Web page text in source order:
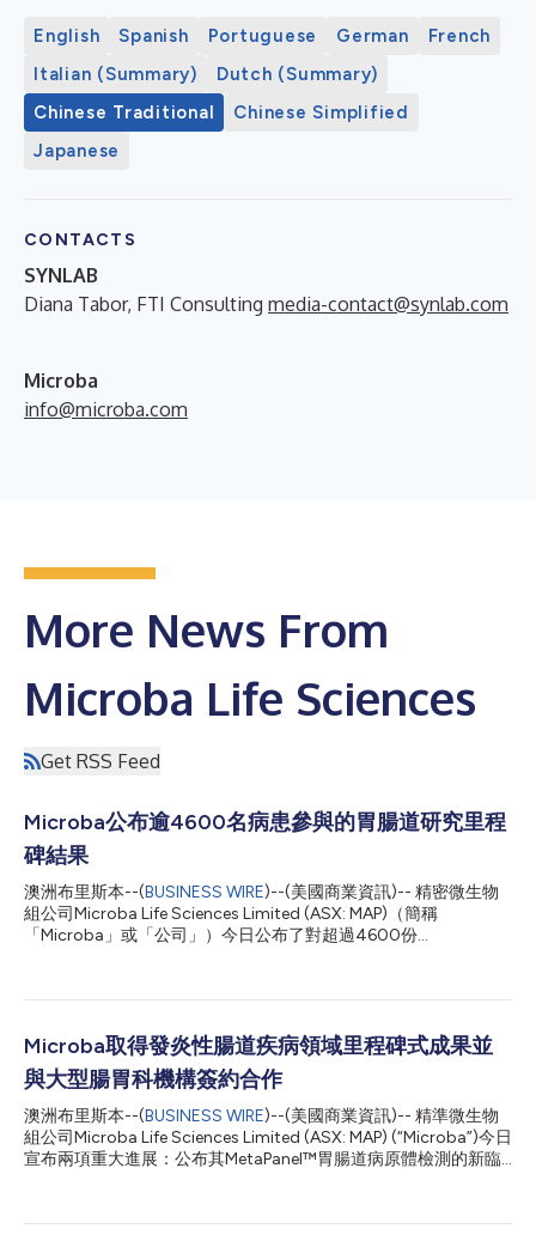
English Spanish Portuguese German
French
Italian (Summary)
Dutch (Summary)
Chinese Traditional
Chinese Simplified
Japanese
CONTACTS
SYNLAB
Diana Tabor, FTI Consulting media-contact@synlab.com
Microba
info@microba.com
More News From
Microba Life Sciences
Get RSS Feed
Microba公布逾4600名病患參與的胃腸道研究里程
碑結果
澳洲布里斯本--(BUSINESS WIRE)--(美國商業資訊)-- 精密微生物
組公司Microba Life Sciences Limited (ASX: MAP)（簡稱
「Microba」或「公司」）今日公布了對超過4600份
等症狀。研究顯示，MetaXplore可協助臨床醫生辨識和解決傳統
了腸道細菌異常、感染跡象、發炎或功能不全標記物等結果，可為
標靶治療策略提供依據。此外，在一項對後續調查結果的獨立研究
中，三分之二接受MetaXplore檢測的病患表示，在根據檢測結果
調整治療方案後，其症狀出現了改善。 這些結果彰顯了
MetaXplore檢測結果在改善慢性下消化道疾病病患治療效果方面
的臨床價值，顯示其可望重塑這類疾病的臨床管理並樹立新的護理
標準。對MetaXplore目標病患群體的帳單和理賠資料的深入分析
Microba取得發炎性腸道疾病領域里程碑式成果並
與大型腸胃科機構簽約合作
澳洲布里斯本--(BUSINESS WIRE)--(美國商業資訊)-- 精準微生物
組公司Microba Life Sciences Limited (ASX: MAP) (“Microba”)今日
宣布兩項重大進展：公布其MetaPanel™胃腸道病原體檢測的新臨
策略性臨床合作協議。 變革IBD的治療：MetaPanel™展現出高臨